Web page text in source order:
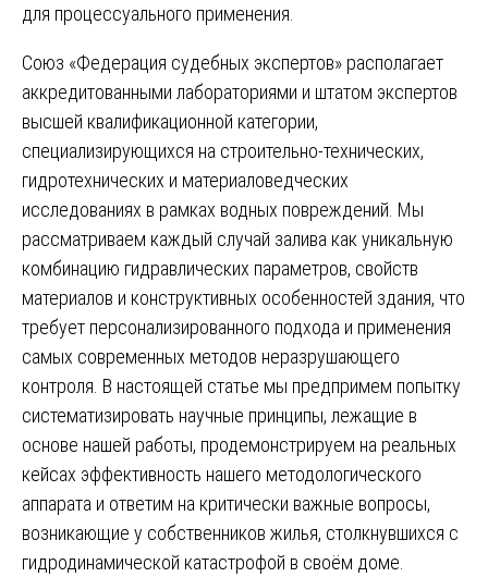
для процессуального применения.
Союз «Федерация судебных экспертов» располагает
аккредитованными лабораториями и штатом экспертов
высшей квалификационной категории,
специализирующихся на строительно-технических,
гидротехнических и материаловедческих
исследованиях в рамках водных повреждений. Мы
рассматриваем каждый случай залива как уникальную
комбинацию гидравлических параметров, свойств
материалов и конструктивных особенностей здания, что
требует персонализированного подхода и применения
самых современных методов неразрушающего
контроля. В настоящей статье мы предпримем попытку
систематизировать научные принципы, лежащие в
основе нашей работы, продемонстрируем на реальных
кейсах эффективность нашего методологического
аппарата и ответим на критически важные вопросы,
возникающие у собственников жилья, столкнувшихся с
гидродинамической катастрофой в своём доме.